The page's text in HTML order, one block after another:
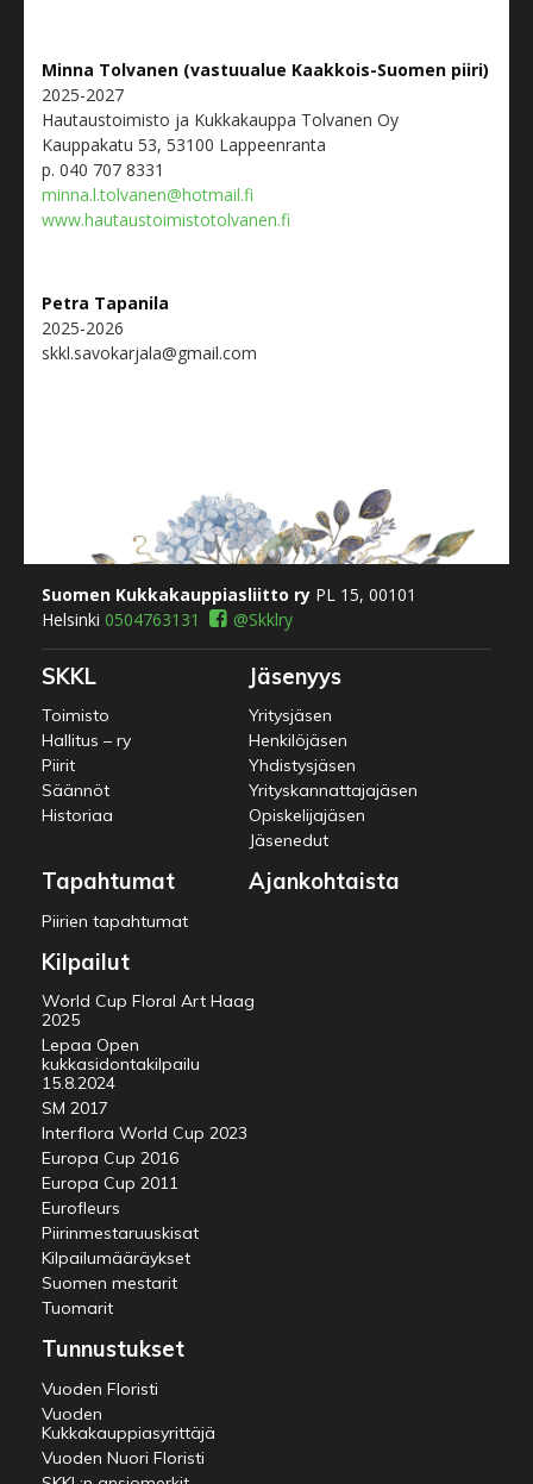
Minna Tolvanen (vastuualue Kaakkois-Suomen piiri)
2025-2027
Hautaustoimisto ja Kukkakauppa Tolvanen Oy
Kauppakatu 53, 53100 Lappeenranta
p. 040 707 8331
minna.l.tolvanen@hotmail.fi
www.hautaustoimistotolvanen.fi
Petra Tapanila
2025-2026
skkl.savokarjala@gmail.com
Suomen Kukkakauppiasliitto ry PL 15, 00101
Helsinki 0504763131 @Skklry
SKKL
Toimisto
Hallitus – ry
Piirit
Säännöt
Historiaa
Jäsenyys
Yritysjäsen
Henkilöjäsen
Yhdistysjäsen
Yrityskannattajajäsen
Opiskelijajäsen
Jäsenedut
Tapahtumat
Piirien tapahtumat
Ajankohtaista
Kilpailut
World Cup Floral Art Haag
2025
Lepaa Open
kukkasidontakilpailu
15.8.2024
SM 2017
Interflora World Cup 2023
Europa Cup 2016
Europa Cup 2011
Eurofleurs
Piirinmestaruuskisat
Kilpailumääräykset
Suomen mestarit
Tuomarit
Tunnustukset
Vuoden Floristi
Vuoden
Kukkakauppiasyrittäjä
Vuoden Nuori Floristi